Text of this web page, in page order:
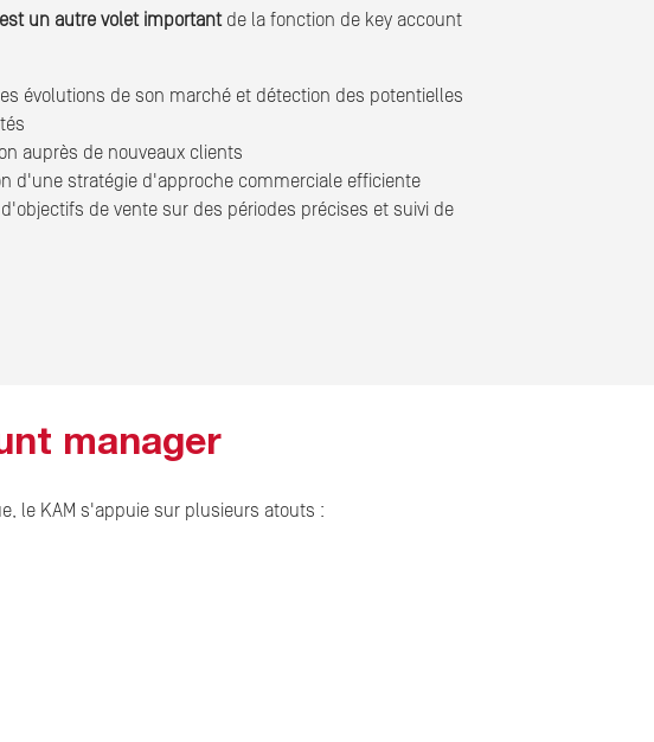
un autre volet importantde la fonction de key account
évolutions de son marché et détection des potentielles
auprès de nouveaux clients
d'une stratégie d'approche commerciale efficiente
de vente sur des périodes précises et suivi de
manager
le KAM s'appuie sur plusieurs atouts :